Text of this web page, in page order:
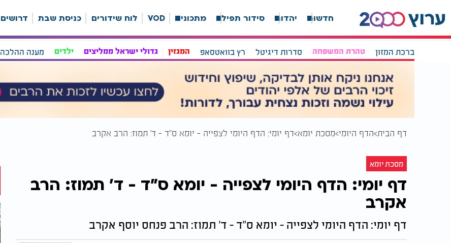
חדשות יהדות סידור תפילה מתכונים VOD לוח שידורים כניסת שבת דרושים
ברכת המזון טהרת המשפחה סדרות דיגיטל רץ בוואטסאפ המגזין גדולי ישראל ממליצים ילדים מענה ההלכה
דף הבית הדף היומי מסכת יומא דף יומי: הדף היומי לצפייה - יומא ס"ד - ד’ תמוז: הרב אקרב
מסכת יומא
דף יומי: הדף היומי לצפייה - יומא ס"ד - ד’ תמוז: הרב
אקרב
דף יומי: הדף היומי לצפייה - יומא ס"ד - ד’ תמוז: הרב פנחס יוסף אקרב